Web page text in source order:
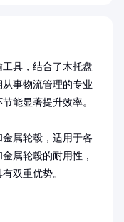
具，结合了木托盘
事物流管理的专业
能显著提升效率。
属轮毂，适用于各
属轮毂的耐用性，
双重优势。